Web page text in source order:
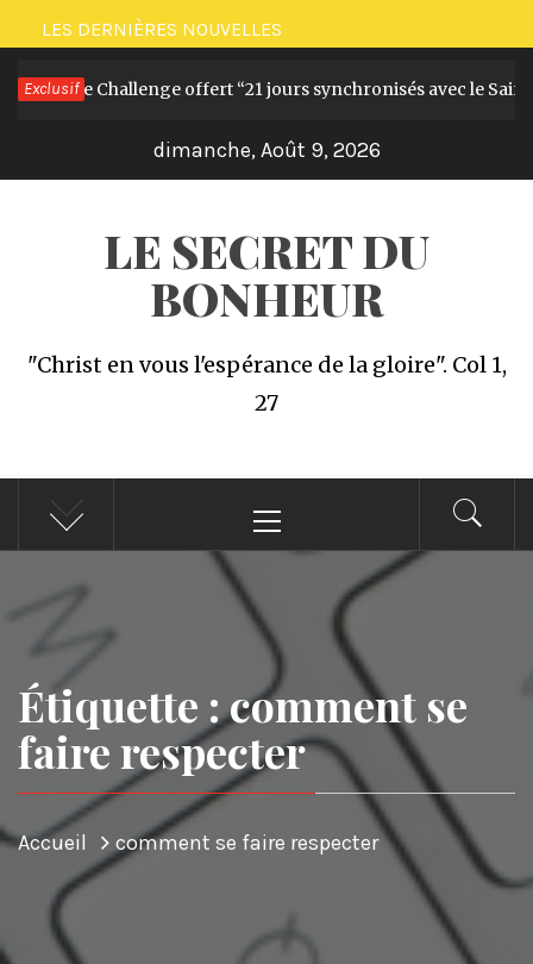
Passer
au
contenu
LES DERNIÈRES NOUVELLES
Exclusif
livre et le Challenge offert “21 jours synchronisés avec le Saint-
dimanche, Août 9, 2026
LE SECRET DU
BONHEUR
"Christ en vous l'espérance de la gloire". Col 1,
27
principal
Étiquette : comment se
faire respecter
Accueil comment se faire respecter